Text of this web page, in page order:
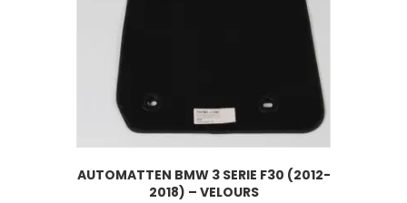
AUTOMATTEN BMW 3 SERIE F30 (2012-
2018) – VELOURS